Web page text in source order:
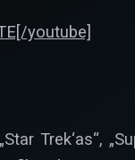
youtube]
Trek‘as“,